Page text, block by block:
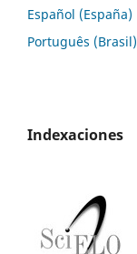
Español (España)
Português (Brasil)
Indexaciones